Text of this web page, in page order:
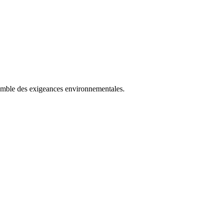
des exigeances environnementales.